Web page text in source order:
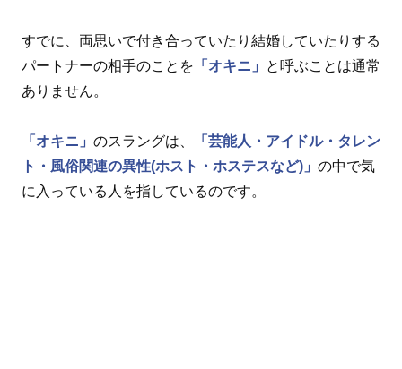
すでに、両思いで付き合っていたり結婚していたりする
パートナーの相手のことを 「オキニ」
と呼ぶことは通常
ありません。
「オキニ」 のスラングは、
「芸能人・アイドル・タレン
ト・風俗関連の異性(ホスト・ホステスなど)」 の中で気
に入っている人を指しているのです。